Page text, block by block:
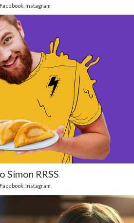
Facebook, Instagram
Símon RRSS
Facebook, Instagram